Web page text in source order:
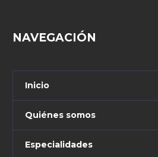
NAVEGACIÓN
Inicio
Quiénes somos
Especialidades